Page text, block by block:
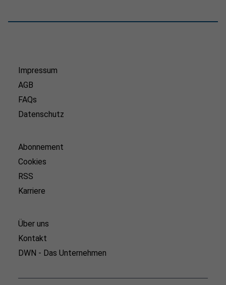
Impressum
AGB
FAQs
Datenschutz
Abonnement
Cookies
RSS
Karriere
Über uns
Kontakt
DWN - Das Unternehmen